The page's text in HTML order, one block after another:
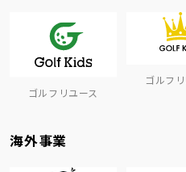
ゴルフリユース
ゴルフ
海外事業